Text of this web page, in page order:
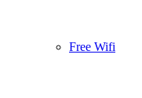
Free Wifi